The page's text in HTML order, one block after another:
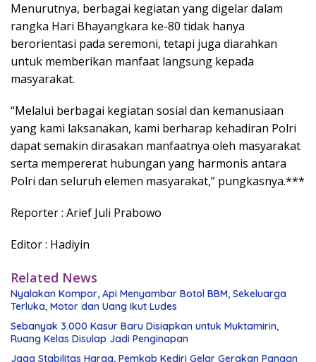
Menurutnya, berbagai kegiatan yang digelar dalam
rangka Hari Bhayangkara ke-80 tidak hanya
berorientasi pada seremoni, tetapi juga diarahkan
untuk memberikan manfaat langsung kepada
masyarakat.
“Melalui berbagai kegiatan sosial dan kemanusiaan
yang kami laksanakan, kami berharap kehadiran Polri
dapat semakin dirasakan manfaatnya oleh masyarakat
serta mempererat hubungan yang harmonis antara
Polri dan seluruh elemen masyarakat,” pungkasnya.***
Reporter : Arief Juli Prabowo
Editor : Hadiyin
Related News
Nyalakan Kompor, Api Menyambar Botol BBM, Sekeluarga
Terluka, Motor dan Uang Ikut Ludes
Sebanyak 3.000 Kasur Baru Disiapkan untuk Muktamirin,
Ruang Kelas Disulap Jadi Penginapan
Jaga Stabilitas Harga, Pemkab Kediri Gelar Gerakan Pangan